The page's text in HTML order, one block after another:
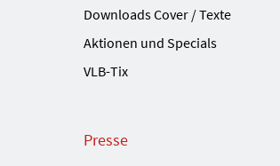
Downloads Cover / Texte
Aktionen und Specials
VLB-Tix
Presse